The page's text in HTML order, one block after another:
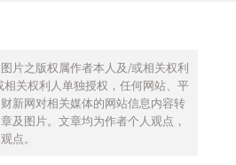
片之版权属作者本人及/或相关权利
相关权利人单独授权，任何网站、平
新网对相关媒体的网站信息内容转
及图片。文章均为作者个人观点，
点。